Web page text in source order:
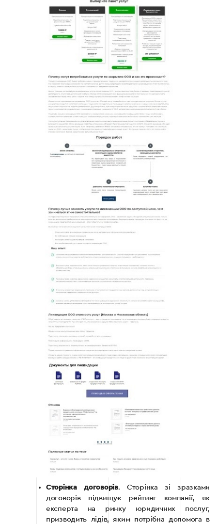
Сторінка договорів. Сторінка зі зразками
договорів підвищує рейтинг компанії, як
експерта на ринку юридичних послуг,
призводить лідів, яким потрібна допомога в